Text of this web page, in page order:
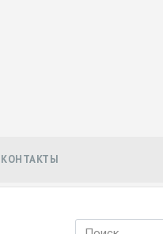
КОНТАКТЫ
Search